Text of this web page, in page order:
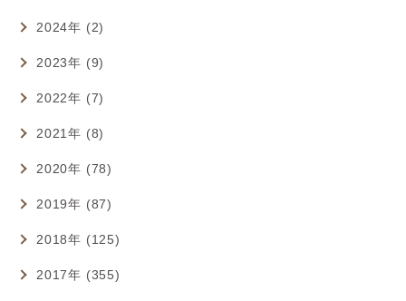
2024年 (2)
2023年 (9)
2022年 (7)
2021年 (8)
2020年 (78)
2019年 (87)
2018年 (125)
2017年 (355)